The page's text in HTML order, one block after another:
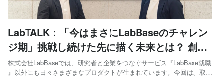
LabTALK：「今はまさにLabBaseのチャレン
ジ期」挑戦し続けた先に描く未来とは？ 創業
期メンバーの想いに迫る
株式会社LabBaseでは、研究者と企業をつなぐサービス『LabBase就職
』以外にも日々さまざまなプロダクトが生まれています。今回は、取締